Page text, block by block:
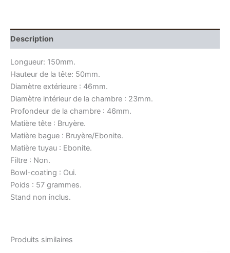
Description
Longueur: 150mm.
Hauteur de la tête: 50mm.
Diamètre extérieure : 46mm.
Diamètre intérieur de la chambre : 23mm.
Profondeur de la chambre : 46mm.
Matière tête : Bruyère.
Matière bague : Bruyère/Ebonite.
Matière tuyau : Ebonite.
Filtre : Non.
Bowl-coating : Oui.
Poids : 57 grammes.
Stand non inclus.
Produits similaires